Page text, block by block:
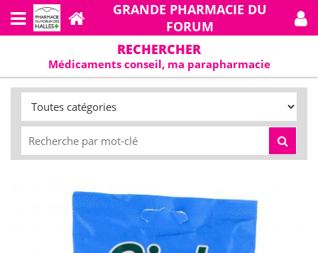
GRANDE PHARMACIE DU
FORUM
RECHERCHER
Médicaments conseil, ma parapharmacie